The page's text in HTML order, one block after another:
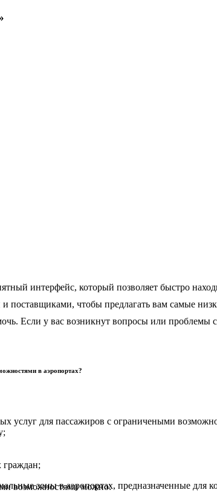
интерфейс, который позволяет быстро
поставщиками, чтобы предлагать вам самые
Если у вас возникнут вопросы или
в аэропортах?
услуг для пассажиров с ограничеными
граждан;
возможностями можно:
зоны в аэропортах, предназначенные